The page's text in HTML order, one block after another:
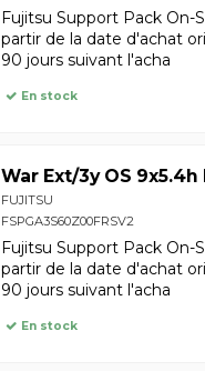
Fujitsu Support Pack On-
partir de la date d'achat
90 jours suivant l'acha
En stock
War Ext/3y OS
FUJITSU
FSPGA3S60Z00FRSV2
Fujitsu Support Pack On-
partir de la date d'achat
90 jours suivant l'acha
En stock